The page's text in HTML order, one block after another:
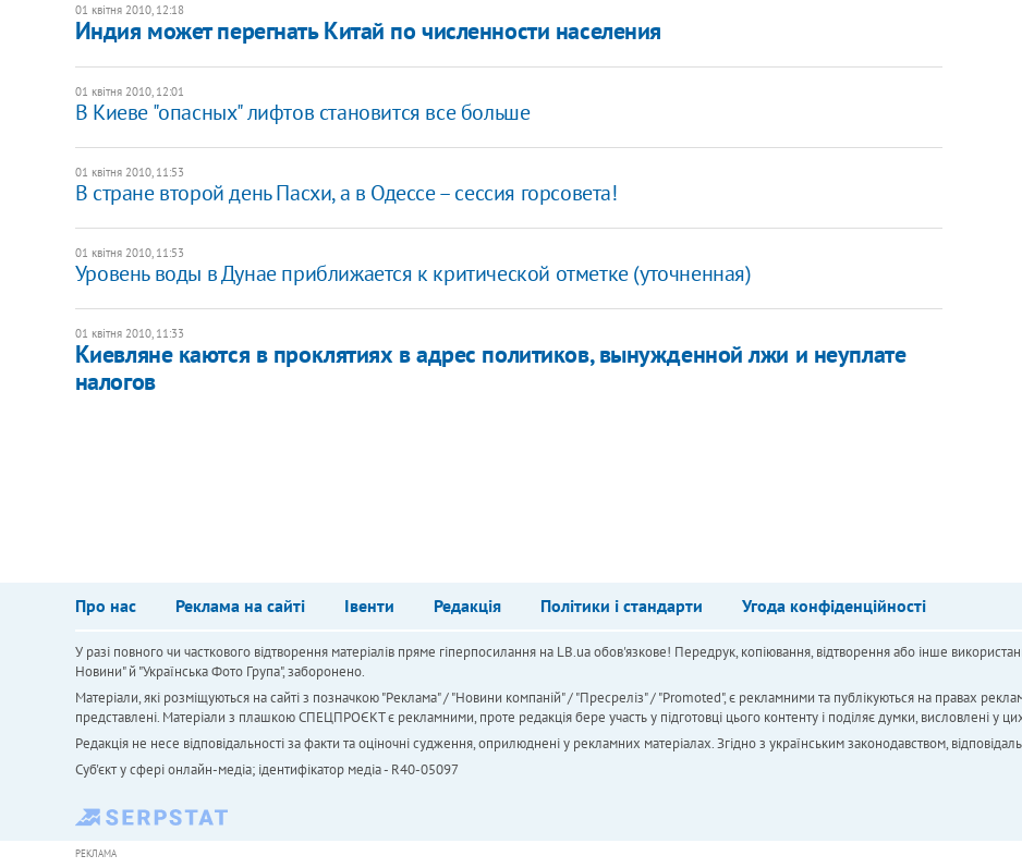
01 квітня 2010, 12:18
Индия может перегнать Китай по численности населения
01 квітня 2010, 12:01
В Киеве "опасных" лифтов становится все больше
01 квітня 2010, 11:53
В стране второй день Пасхи, а в Одессе – сессия горсовета!
01 квітня 2010, 11:53
Уровень воды в Дунае приближается к критической отметке (уточненная)
01 квітня 2010, 11:33
Киевляне каются в проклятиях в адрес политиков, вынужденной лжи и неуплате
налогов
Про нас Реклама на сайті Івенти Редакція Політики і стандарти Угода конфіденційності
У разі повного чи часткового відтворення матеріалів пряме гіперпосилання на LB.ua обов'язкове! Передрук, копіювання, відтворення або інше
Новини" й "Українська Фото Група", заборонено.
Матеріали, які розміщуються на сайті з позначкою "Реклама" / "Новини компаній" / "Пресреліз" / "Promoted", є рекламними та публікуються на правах
представлені. Матеріали з плашкою СПЕЦПРОЄКТ є рекламними, проте редакція бере участь у підготовці цього контенту і поділяє думки, висловлені у
Редакція не несе відповідальності за факти та оціночні судження, оприлюднені у рекламних матеріалах. Згідно з українським законодавством,
Cуб'єкт у сфері онлайн-медіа; ідентифікатор медіа - R40-05097
РЕКЛАМА